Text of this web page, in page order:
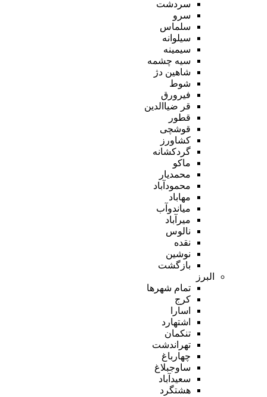
سردشت
سرو
سلماس
سیلوانه
سیمینه
سیه چشمه
شاهین دژ
شوط
فیرورق
قر ضیاالدین
قطور
قوشچی
کشاورز
گردکشانه
ماکو
محمدیار
محمودآباد
مهاباد
میاندوآب
میرآباد
نالوس
نقده
نوشین
بازگشت
البرز
تمام شهر‌ها
کرج
اسارا
اشتهارد
تنکمان
تهراندشت
چهارباغ
ساوجبلاغ
سعیدآباد
هشتگرد